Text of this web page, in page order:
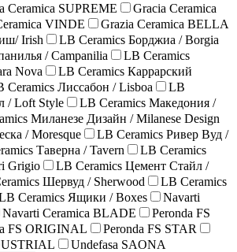
Ceramica SUPREME
Gracia Ceramica
VINDE
Grazia Ceramica BELLA
Irish
LB Ceramics Борджиа / Borgia
/ Campanilia
LB Ceramics
Nova
LB Ceramics Каррарский
Ceramics Лиссабон / Lisboa
LB
/ Loft Style
LB Ceramics Македония /
Миланезе Дизайн / Milanese Design
/ Moresque
LB Ceramics Ривер Вуд /
Таверна / Tavern
LB Ceramics
Grigio
LB Ceramics Цемент Стайл /
Шервуд / Sherwood
LB Ceramics
Ceramics Ящики / Boxes
Navarti
Navarti Ceramica BLADE
Peronda FS
FS ORIGINAL
Peronda FS STAR
Undefasa SAONA